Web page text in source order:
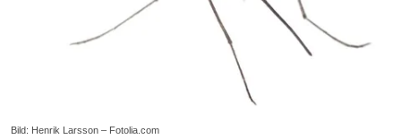
Bild: Henrik Larsson – Fotolia.com